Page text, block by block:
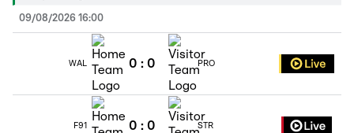
09/08/2026 16:00
WAL 0 : 0 PRO
F91 0 : 0 STR